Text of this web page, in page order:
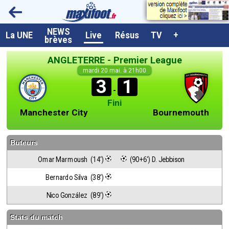
La UNE NEWS
brèves Live Résus TV +
ANGLETERRE - Premier League
mardi 20 mai. à 21h00
3 - 1
Fini
Manchester City
Bournemouth
Buteurs
Omar Marmoush  (14') (90+6') D. Jebbison
Bernardo Silva  (38')
Nico González  (89')
Stats du match
A la UNE
Dernières brèves
Live / Matchs en direct
Résultats et Classements
Class. buteurs européens
Programme TV foot
Vidéos
Sondages
Tableau transferts L1
Taille de la police
Paramètrages / Options